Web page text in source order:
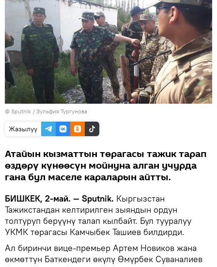
© Sputnik / Зульфия Тургунова
Жазылуу
Атайын кызматтын төрагасы тажик тарап
өздөрү күнөөсүн мойнуна алган учурда
гана бул маселе караларын айтты.
БИШКЕК, 2-май. — Sputnik. Кыргызстан
Тажикстандан келтирилген зыяндын ордун
толтуруп берүүнү талап кылбайт. Бул тууралуу
УКМК төрагасы Камчыбек Ташиев билдирди.
Ал биринчи вице-премьер Артем Новиков жана
өкмөттүн Баткендеги өкүлү Өмүрбек Суваналиев